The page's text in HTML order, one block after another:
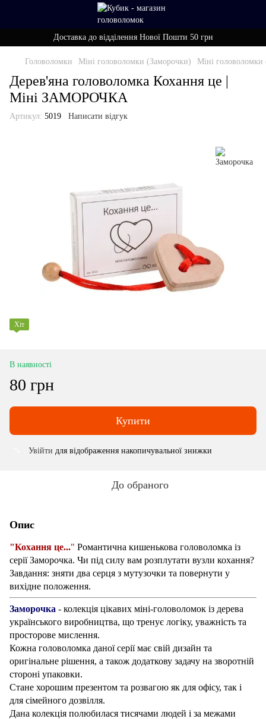
Доставка до відділення Нової Пошти 50 грн
Головоломки Міні головоломки (Заморочки) Міні
Дерев'яна головоломка Кохання це |
Міні ЗАМОРОЧКА
Артикул: 5019 Написати відгук
Хіт
В наявності
80 грн
Купити
Увійти для відображення накопичувальної знижки
До обраного
Опис
"Кохання це..." Романтична кишенькова головоломка із
серії Заморочка. Чи під силу вам розплутати вузли кохання?
Завдання: зняти два серця з мутузочки та повернути у
вихідне положення.
Заморочка - колекція цікавих міні-головоломок із дерева
українського виробництва, що тренує логіку, уважність та
просторове мислення.
Кожна головоломка даної серії має свій дизайн та
оригінальне рішення, а також додаткову задачу на зворотній
стороні упаковки.
Стане хорошим презентом та розвагою як для офісу, так і
для сімейного дозвілля.
Дана колекція полюбилася тисячами людей і за межами